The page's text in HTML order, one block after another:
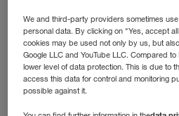
Die WALTER
GREAT PLACE
Mit derGreat Place To Work®-
Arbeitgeber aus
We and third-party providers sometimes
personal data. By clicking on "Yes, accept
cookies may be used not only by us, but
Google LLC and YouTube LLC. Compared
lower level of data protection. This is due to
access this data for control and monitoring
possible against it.